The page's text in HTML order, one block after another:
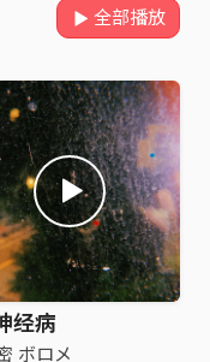
全部播放
经病
ボロメ